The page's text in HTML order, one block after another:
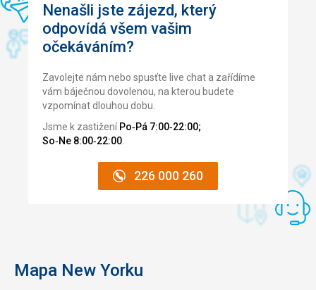
Nenašli jste zájezd, který
odpovídá všem vašim
očekáváním?
Zavolejte nám nebo spusťte live chat a zařídíme
vám báječnou dovolenou, na kterou budete
vzpomínat dlouhou dobu.
Jsme k zastižení Po‑Pá 7:00‑22:00;
So‑Ne 8:00‑22:00.
226 000 260
Mapa New Yorku